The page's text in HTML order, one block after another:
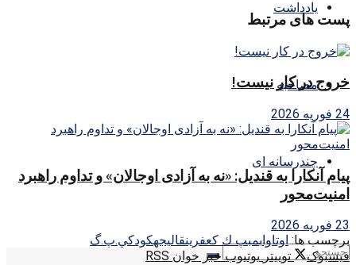
یادداشت
مصاحبه
چندرسانه ای
پست های مرتبط
خروج در کار نیست!
24 فوریه 2026
پیام آنکارا به قندیل: «نه به آزادی اوجالان» و تداوم راهبرد
امنیت‌محور
23 فوریه 2026
برچسب ها: اوتاوابمبپ ك كعفرينقاليجهكودكي.پ.گ
فیسبوک
توییتر یوتیوب خبر خوان RSS